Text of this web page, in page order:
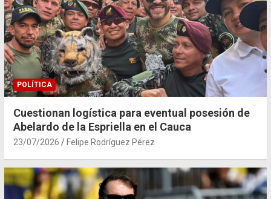
POLÍTICA
Cuestionan logística para eventual posesión de
Abelardo de la Espriella en el Cauca
23/07/2026 Felipe Rodríguez Pérez